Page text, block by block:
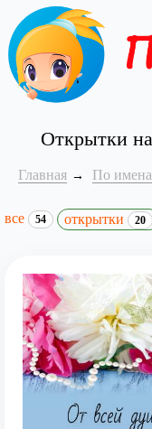
Открытки
Главная По
все 54 открытки 20